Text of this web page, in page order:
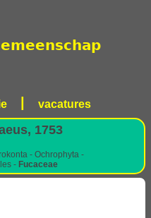
vacatures
1753
- Ochrophyta -
- Fucaceae